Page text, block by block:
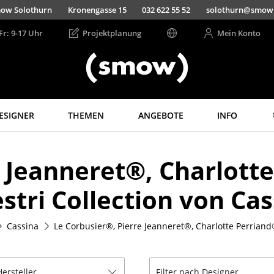
Solothurn Kronengasse 15 032 622 55 52
9-17 Uhr Projektplanung Mein Konto
THEMEN ANGEBOTE INFO
Regale & Schränke
Bücherregale
Wandregale
Kommoden
Beistell- &
Hängeleuchten &
Deckenleuchten
Tischleuchten
Schreibtischleuchten
Stehleuchten &
Bodenleuchten
Collection von
Cassina Le Corbusier®, Pierre Jeanneret®, Charlotte